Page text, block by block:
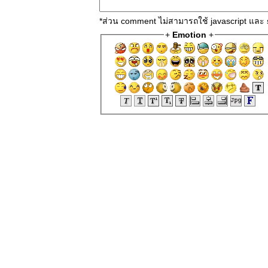
*ส่วน comment ไม่สามารถใช้ javascript และ
+ Emotion +